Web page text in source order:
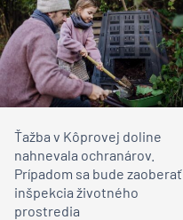
Ťažba v Kôprovej doline
nahnevala ochranárov.
Prípadom sa bude zaoberať
inšpekcia životného
prostredia